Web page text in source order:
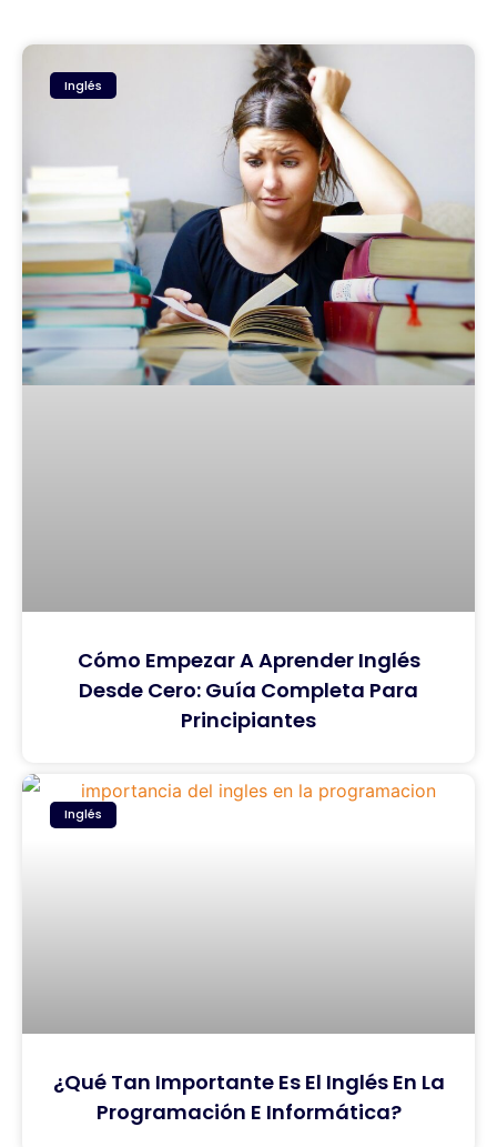
Inglés
Cómo Empezar A Aprender Inglés
Desde Cero: Guía Completa Para
Principiantes
Inglés
¿Qué Tan Importante Es El Inglés En La
Programación E Informática?